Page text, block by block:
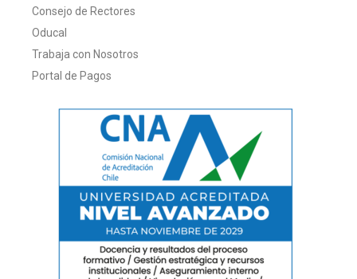
Consejo de Rectores
Oducal
Trabaja con Nosotros
Portal de Pagos